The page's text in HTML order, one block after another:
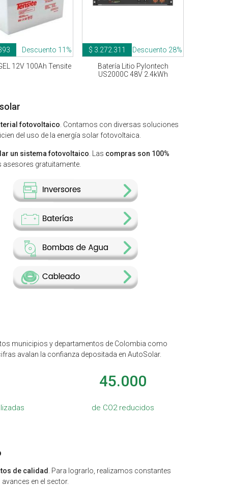
Descuento 11%
12V 100Ah Tensite
$ 3.272.311
Descuento 28%
Batería Litio Pylontech
US2000C 48V 2.4kWh
fotovoltaico. Contamos con diversas soluciones
del uso de la energía solar fotovoltaica.
un sistema fotovoltaico. Las compras son 100%
gratuitamente.
municipios y departamentos de Colombia como
avalan la confianza depositada en AutoSolar.
45.000
de CO2 reducidos
de calidad . Para lograrlo, realizamos constantes
en el sector.